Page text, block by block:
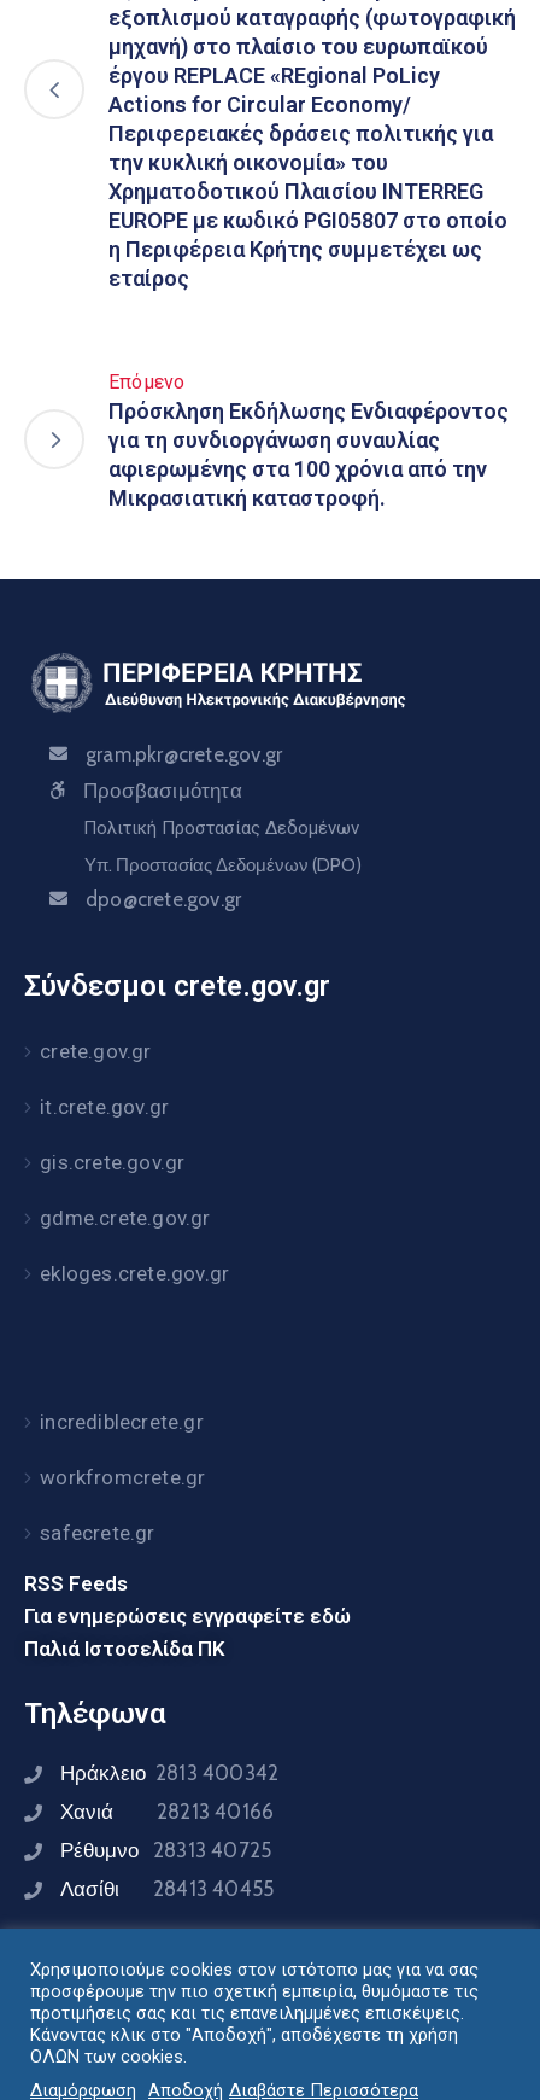
εξοπλισμού καταγραφής (φωτογραφική
μηχανή) στο πλαίσιο του ευρωπαϊκού
έργου REPLACE «REgional PoLicy
Actions for Circular Economy/
Περιφερειακές δράσεις πολιτικής για
την κυκλική οικονομία» του
Χρηματοδοτικού Πλαισίου INTERREG
EUROPE με κωδικό PGI05807 στο οποίο
η Περιφέρεια Κρήτης συμμετέχει ως
εταίρος
Επόμενο
Πρόσκληση Εκδήλωσης Ενδιαφέροντος
για τη συνδιοργάνωση συναυλίας
αφιερωμένης στα 100 χρόνια από την
Μικρασιατική καταστροφή.
gram.pkr@crete.gov.gr
Προσβασιμότητα
Πολιτική Προστασίας Δεδομένων
Υπ. Προστασίας Δεδομένων (DPO)
dpo@crete.gov.gr
Σύνδεσμοι crete.gov.gr
crete.gov.gr
it.crete.gov.gr
gis.crete.gov.gr
gdme.crete.gov.gr
ekloges.crete.gov.gr
incrediblecrete.gr
workfromcrete.gr
safecrete.gr
RSS Feeds
Για ενημερώσεις εγγραφείτε εδώ
Παλιά Ιστοσελίδα ΠΚ
Τηλέφωνα
Ηράκλειο 2813 400342
Χανιά 28213 40166
Ρέθυμνο 28313 40725
Λασίθι 28413 40455
Συνδεθείτε μαζί μας
Σχεδιασμός - Ανάπτυξη: Διεύθυνση Ηλεκτρονικής
Χρησιμοποιούμε cookies στον ιστότοπο μας για να σας
προσφέρουμε την πιο σχετική εμπειρία, θυμόμαστε τις
προτιμήσεις σας και τις επανειλημμένες επισκέψεις.
Κάνοντας κλικ στο "Αποδοχή", αποδέχεστε τη χρήση
ΟΛΩΝ των cookies.
Διαμόρφωση
Αποδοχή Διαβάστε Περισσότερα